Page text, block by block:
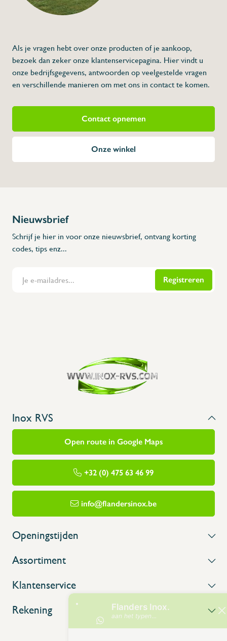
Als je vragen hebt over onze producten of je aankoop,
bezoek dan zeker onze klantenservicepagina. Hier vindt u
onze bedrijfsgegevens, antwoorden op veelgestelde vragen
en verschillende manieren om met ons in contact te komen.
Contact opnemen
Onze winkel
Nieuwsbrief
Schrijf je hier in voor onze nieuwsbrief, ontvang korting
codes, tips enz...
Registreren
Inox RVS
Open route in Google Maps
+32 (0) 475 63 46 99
info@flandersinox.be
Openingstijden
Assortiment
Klantenservice
Rekening